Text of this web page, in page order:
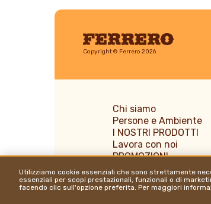
Ferrero
Copyright © Ferrero 2026
Chi siamo
Persone e Ambiente
I NOSTRI PRODOTTI
Lavora con noi
PROMOZIONI
News & Media
Utilizziamo cookie essenziali che sono strettamente
essenziali per scopi prestazionali, funzionali o di
facendo clic sull'opzione preferita. Per maggiori